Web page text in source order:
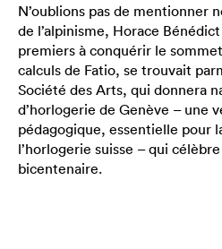
N’oublions pas de mentionner
de l’alpinisme, Horace
premiers à conquérir le
calculs de Fatio, se trouvait
Société des Arts, qui donnera
d’horlogerie de Genève – une
pédagogique, essentielle pour
l’horlogerie suisse – qui
bicentenaire.